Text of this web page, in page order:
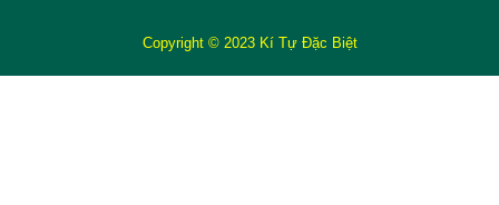
Copyright © 2023 Kí Tự Đặc Biệt